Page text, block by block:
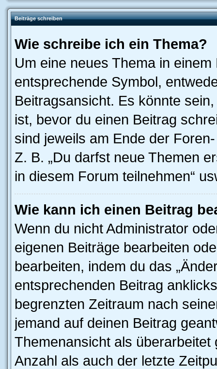
Beiträge schreiben
Wie schreibe ich ein Thema?
Um eine neues Thema in
entsprechende Symbol,
Beitragsansicht. Es könnte
ist, bevor du einen Beitrag
sind jeweils am Ende der
Z. B. „Du darfst neue Themen
in diesem Forum teilnehmen“
Wie kann ich einen Beitrag
Wenn du nicht Administrator
eigenen Beiträge bearbeiten
bearbeiten, indem du das
entsprechenden Beitrag
begrenzten Zeitraum nach
jemand auf deinen Beitrag
Themenansicht als
Anzahl als auch der letzte